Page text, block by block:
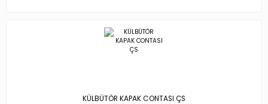
KÜLBÜTÖR KAPAK CONTASI ÇS